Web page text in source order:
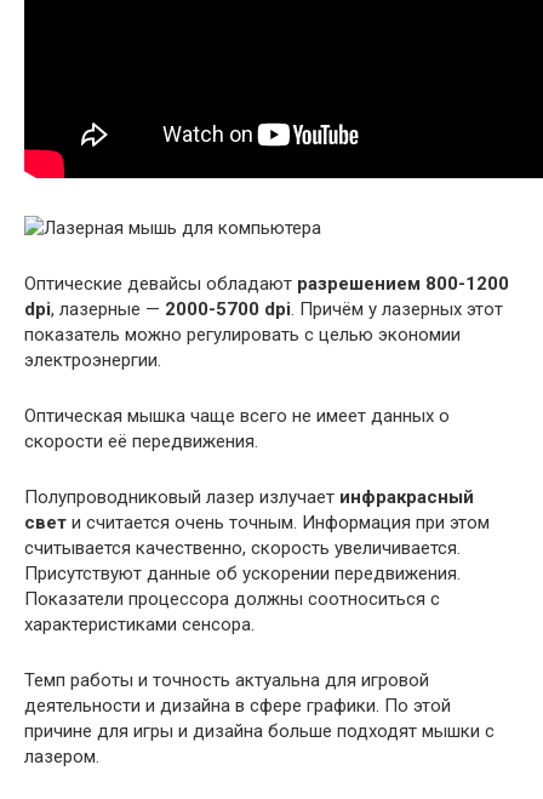
Оптические девайсы обладают разрешением 800-1200
dpi, лазерные — 2000-5700 dpi. Причём у лазерных этот
показатель можно регулировать с целью экономии
электроэнергии.
Оптическая мышка чаще всего не имеет данных о
скорости её передвижения.
Полупроводниковый лазер излучает инфракрасный
свет и считается очень точным. Информация при этом
считывается качественно, скорость увеличивается.
Присутствуют данные об ускорении передвижения.
Показатели процессора должны соотноситься с
характеристиками сенсора.
Темп работы и точность актуальна для игровой
деятельности и дизайна в сфере графики. По этой
причине для игры и дизайна больше подходят мышки с
лазером.